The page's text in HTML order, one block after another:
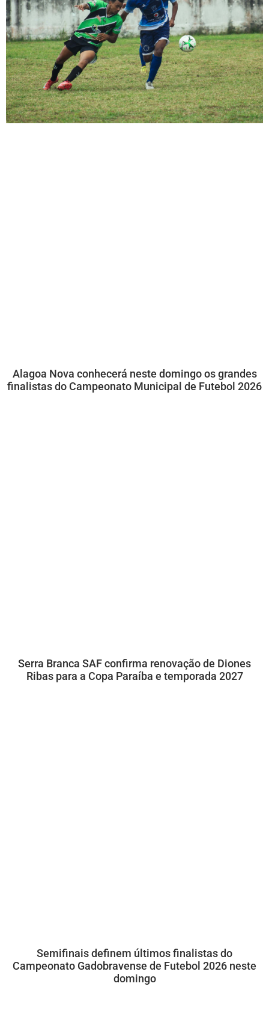
Alagoa Nova conhecerá neste domingo os grandes
finalistas do Campeonato Municipal de Futebol 2026
Serra Branca SAF confirma renovação de Diones
Ribas para a Copa Paraíba e temporada 2027
Semifinais definem últimos finalistas do
Campeonato Gadobravense de Futebol 2026 neste
domingo